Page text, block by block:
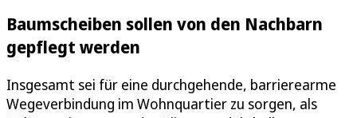
Baumscheiben sollen von den Nachbarn
gepflegt werden
Insgesamt sei für eine durchgehende, barrierearme
Wegeverbindung im Wohnquartier zu sorgen, als